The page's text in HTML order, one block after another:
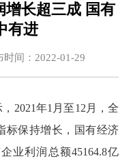
增长超三成 国有
有进
间：2022-01-29
2021年1月至12月，全
标保持增长，国有经济
业利润总额45164.8亿